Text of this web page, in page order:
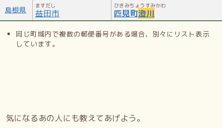
外部リンク
島根県 ますだし
益田市
ひきみちょうすみかわ
匹見町澄川
同じ町域内で複数の郵便番号がある場合、別々にリスト表示
しています。
気になるあの人にも教えてあげよう。